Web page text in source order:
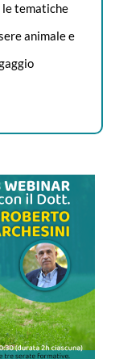
le tematiche
animale e